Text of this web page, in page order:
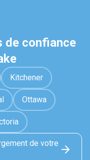
de confiance
Kitchener
Ottawa
de votre